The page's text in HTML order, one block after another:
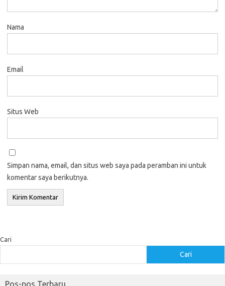
Nama
Email
Situs Web
Simpan nama, email, dan situs web saya pada peramban ini untuk
komentar saya berikutnya.
Cari
Cari
Pos-pos Terbaru